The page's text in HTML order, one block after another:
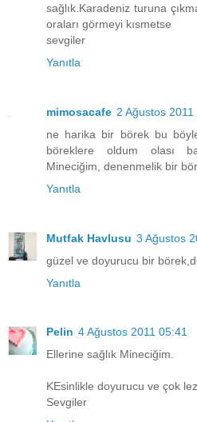
sağlık.Karadeniz turuna
oraları görmeyi kısmetse
sevgiler
Yanıtla
mimosacafe 2 Ağustos
ne harika bir börek bu
böreklere oldum olası
Mineciğim, denenmelik bir
Yanıtla
Mutfak Havlusu 3 Ağustos
güzel ve doyurucu bir
Yanıtla
Pelin 4 Ağustos 2011 05:41
Ellerine sağlık Mineciğim.
KEsinlikle doyurucu ve çok
Sevgiler